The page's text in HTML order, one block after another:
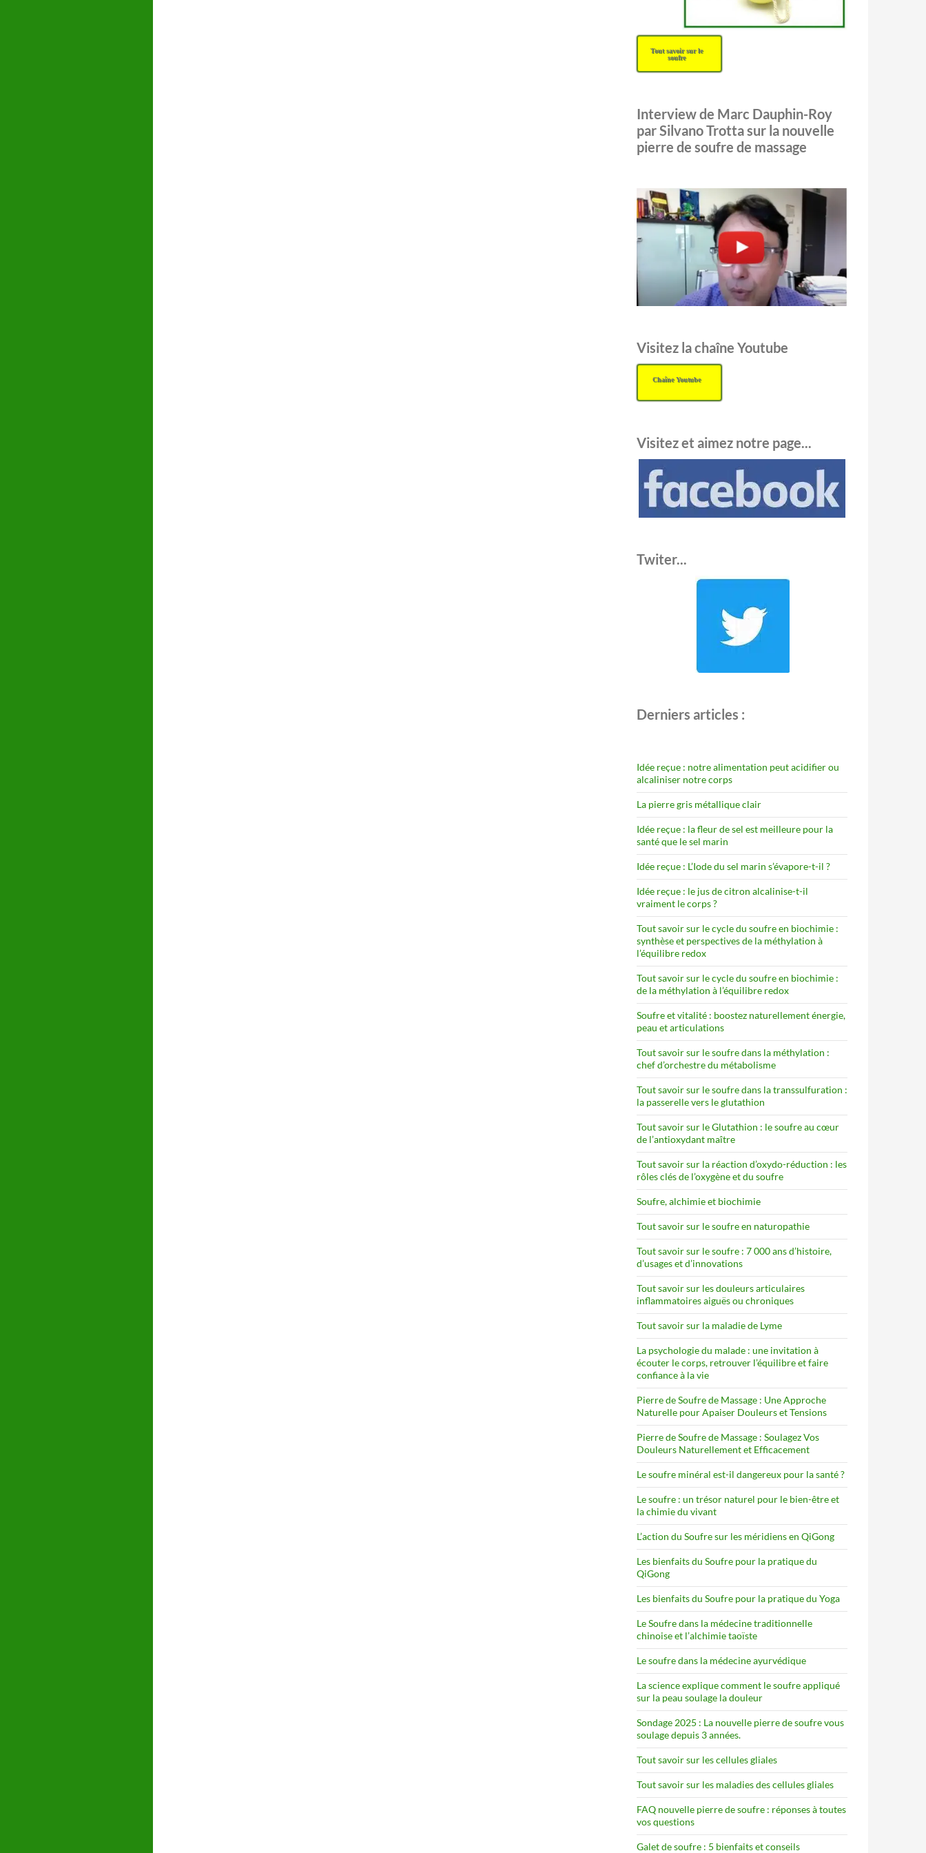
Tout savoir sur le
soufre
Interview de Marc Dauphin-Roy
par Silvano Trotta sur la nouvelle
pierre de soufre de massage
Visitez la chaîne Youtube
Chaîne Youtube
Visitez et aimez notre page...
Twiter...
Derniers articles :
Idée reçue : notre alimentation peut acidifier ou
alcaliniser notre corps
La pierre gris métallique clair
Idée reçue : la fleur de sel est meilleure pour la
santé que le sel marin
Idée reçue : L’Iode du sel marin s’évapore-t-il ?
Idée reçue : le jus de citron alcalinise-t-il
vraiment le corps ?
Tout savoir sur le cycle du soufre en biochimie :
synthèse et perspectives de la méthylation à
l’équilibre redox
Tout savoir sur le cycle du soufre en biochimie :
de la méthylation à l’équilibre redox
Soufre et vitalité : boostez naturellement énergie,
peau et articulations
Tout savoir sur le soufre dans la méthylation :
chef d’orchestre du métabolisme
Tout savoir sur le soufre dans la transsulfuration :
la passerelle vers le glutathion
Tout savoir sur le Glutathion : le soufre au cœur
de l’antioxydant maître
Tout savoir sur la réaction d’oxydo-réduction : les
rôles clés de l’oxygène et du soufre
Soufre, alchimie et biochimie
Tout savoir sur le soufre en naturopathie
Tout savoir sur le soufre : 7 000 ans d’histoire,
d’usages et d’innovations
Tout savoir sur les douleurs articulaires
inflammatoires aiguës ou chroniques
Tout savoir sur la maladie de Lyme
La psychologie du malade : une invitation à
écouter le corps, retrouver l’équilibre et faire
confiance à la vie
Pierre de Soufre de Massage : Une Approche
Naturelle pour Apaiser Douleurs et Tensions
Pierre de Soufre de Massage : Soulagez Vos
Douleurs Naturellement et Efficacement
Le soufre minéral est-il dangereux pour la santé ?
Le soufre : un trésor naturel pour le bien-être et
la chimie du vivant
L’action du Soufre sur les méridiens en QiGong
Les bienfaits du Soufre pour la pratique du
QiGong
Les bienfaits du Soufre pour la pratique du Yoga
Le Soufre dans la médecine traditionnelle
chinoise et l’alchimie taoïste
Le soufre dans la médecine ayurvédique
La science explique comment le soufre appliqué
sur la peau soulage la douleur
Sondage 2025 : La nouvelle pierre de soufre vous
soulage depuis 3 années.
Tout savoir sur les cellules gliales
Tout savoir sur les maladies des cellules gliales
FAQ nouvelle pierre de soufre : réponses à toutes
vos questions
Galet de soufre : 5 bienfaits et conseils